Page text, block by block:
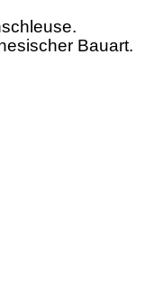
Bauart.